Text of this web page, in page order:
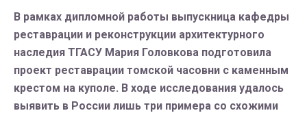
В рамках дипломной работы выпускница кафедры
реставрации и реконструкции архитектурного
наследия ТГАСУ Мария Головкова подготовила
проект реставрации томской часовни с каменным
крестом на куполе. В ходе исследования удалось
выявить в России лишь три примера со схожими